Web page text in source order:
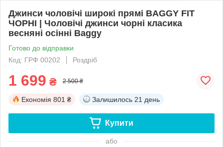
Джинси чоловічі широкі прямі BAGGY FIT
ЧОРНІ‎ | Чоловічі джинси чорні класика
весняні осінні Baggy
Готово до відправки
Код: ГРФ 00202
Роздріб
1 699 ₴ 2 500 ₴
Економія 801 ₴ Залишилось 21 день
Купити
або